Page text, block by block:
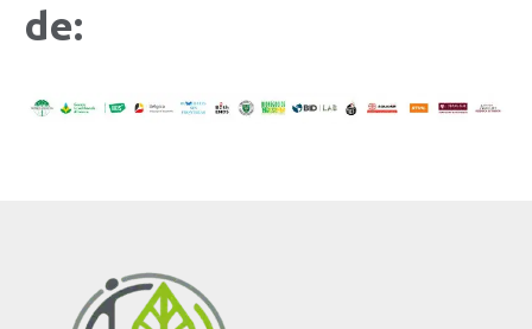
de: